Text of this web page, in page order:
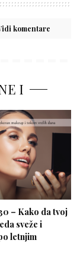
komentare
I
– Kako da tvoj
sveže i
letnjim